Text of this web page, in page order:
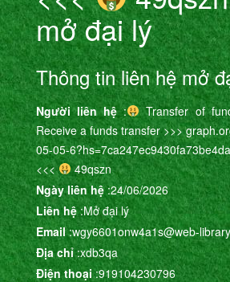
mở đại lý
Thông tin liên hệ mở
Người liên hệ:
Transfer of
Receive a funds transfer >>>
05-05-
<<<
49qszn
Ngày liên hệ :24/06/2026
Liên hệ:Mở đại lý
Email:wgy6601onw4a1s@web-
Địa chỉ:xdb3qa
Điện thoại:919104230796